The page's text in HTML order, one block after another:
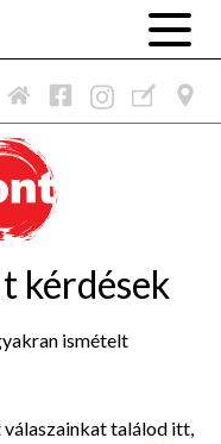
kérdések
ismételt
találod itt,